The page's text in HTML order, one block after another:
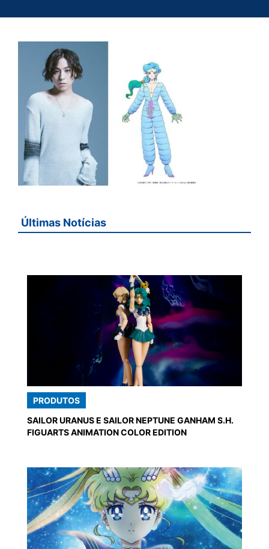
Últimas Notícias
PRODUTOS
SAILOR URANUS E SAILOR NEPTUNE GANHAM S.H.
FIGUARTS ANIMATION COLOR EDITION